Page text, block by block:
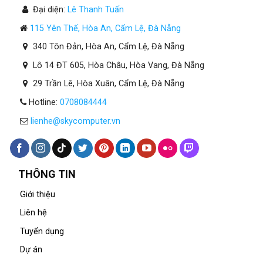
Đại diện: Lê Thanh Tuấn
115 Yên Thế, Hòa An, Cẩm Lệ, Đà Nẵng
340 Tôn Đản, Hòa An, Cẩm Lệ, Đà Nẵng
Lô 14 ĐT 605, Hòa Châu, Hòa Vang, Đà Nẵng
29 Trần Lê, Hòa Xuân, Cẩm Lệ, Đà Nẵng
Hotline: 0708084444
lienhe@skycomputer.vn
THÔNG TIN
Giới thiệu
Liên hệ
Tuyển dụng
Dự án